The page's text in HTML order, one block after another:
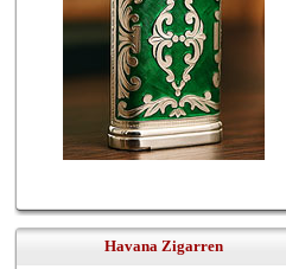
Havana Zigarren